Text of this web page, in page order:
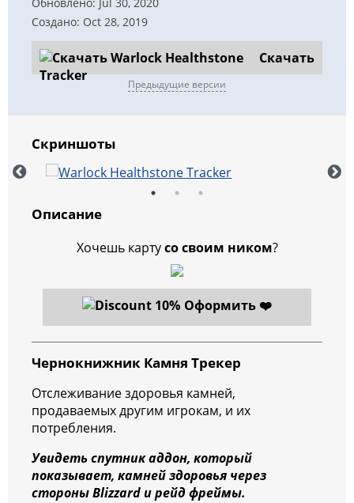
Создано: Oct 28, 2019
Скачать
Предыдущие версии
Скриншоты
Описание
Хочешь картусо своим ником?
Оформить ❤️
Чернокнижник Камня Трекер
Отслеживание здоровья камней,
продаваемых другим игрокам, и их
потребления.
Увидеть спутник аддон, который
показывает, камней здоровья через
стороны Blizzard и рейд фреймы.